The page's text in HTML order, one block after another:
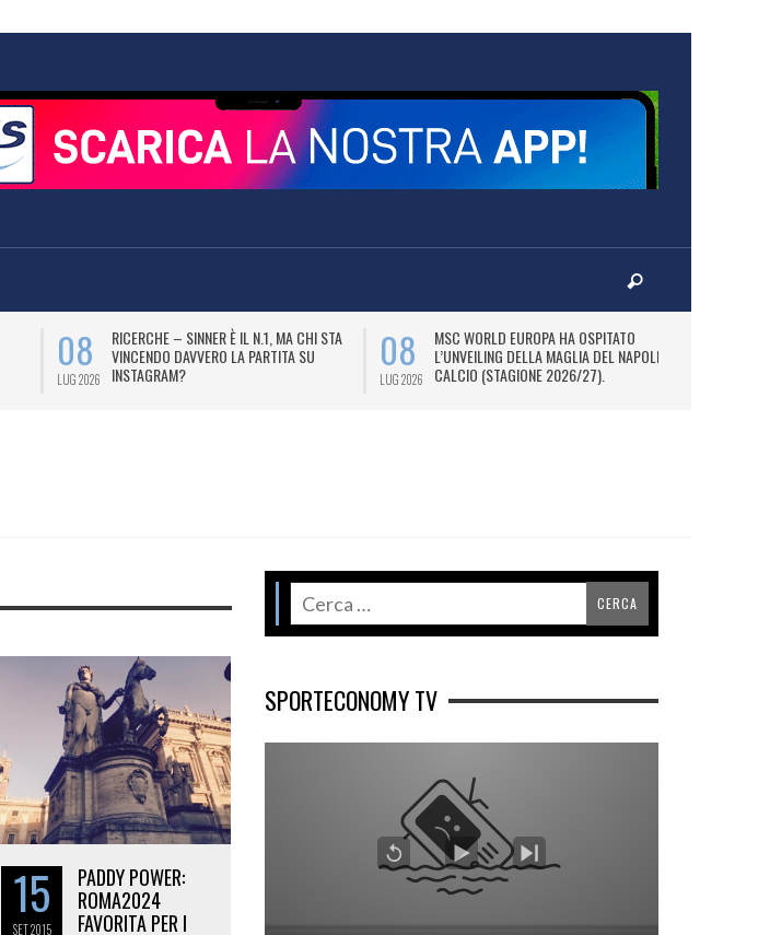
08
LUG 2026
RICERCHE – SINNER È IL N.1, MA CHI STA
VINCENDO DAVVERO LA PARTITA SU
INSTAGRAM?
08
LUG 2026
MSC WORLD EUROPA HA OSPITATO
L’UNVEILING DELLA MAGLIA DEL NAPOLI
CALCIO (STAGIONE 2026/27).
15
SET2015
PADDY POWER:
ROMA2024
FAVORITA PER I
SPORTECONOMY TV